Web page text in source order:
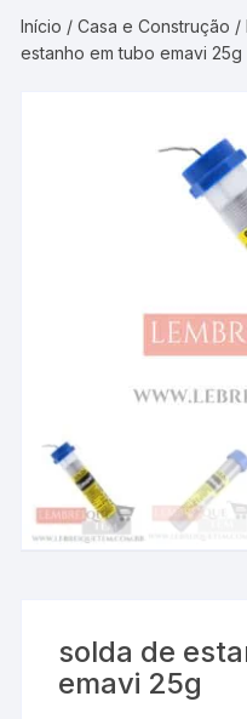
Início /Casa e Construção /
estanho em tubo emavi 25g
solda de
emavi 25g